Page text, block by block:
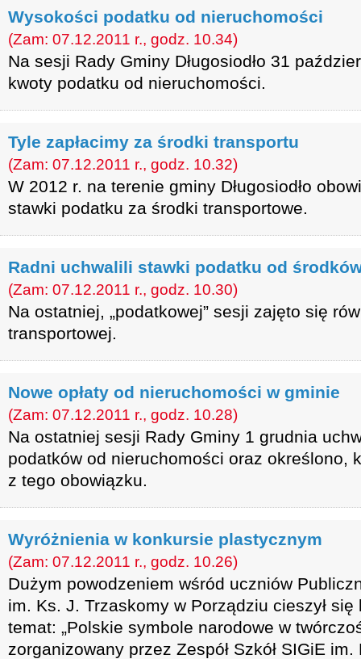
Wysokości podatku od nieruchomości
(Zam: 07.12.2011 r., godz. 10.34)
Na sesji Rady Gminy Długosiodło 31
kwoty podatku od nieruchomości.
Tyle zapłacimy za środki transportu
(Zam: 07.12.2011 r., godz. 10.32)
W 2012 r. na terenie gminy Długosiodło
stawki podatku za środki transportowe.
Radni uchwalili stawki podatku od
(Zam: 07.12.2011 r., godz. 10.30)
Na ostatniej, „podatkowej” sesji zajęto się
transportowej.
Nowe opłaty od nieruchomości w gminie
(Zam: 07.12.2011 r., godz. 10.28)
Na ostatniej sesji Rady Gminy 1 grudnia
podatków od nieruchomości oraz określono,
z tego obowiązku.
Wyróżnienia w konkursie plastycznym
(Zam: 07.12.2011 r., godz. 10.26)
Dużym powodzeniem wśród uczniów
im. Ks. J. Trzaskomy w Porządziu cieszył
temat: „Polskie symbole narodowe w
zorganizowany przez Zespół Szkół SIGiE